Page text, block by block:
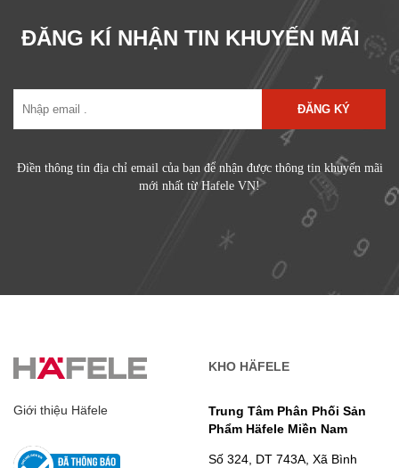
ĐĂNG KÍ NHẬN TIN KHUYẾN MÃI
ĐĂNG KÝ
Điền thông tin địa chỉ email của bạn để nhận được thông tin khuyến mãi
mới nhất từ Hafele VN!
Giới thiệu Häfele
KHO HÄFELE
Trung Tâm Phân Phối Sản
Phẩm Häfele Miền Nam
Số 324, DT 743A, Xã Bình